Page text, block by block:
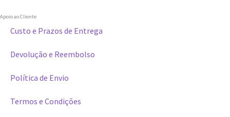
Apoio ao Cliente
Custo e Prazos de Entrega
Devolução e Reembolso
Política de Envio
Termos e Condições